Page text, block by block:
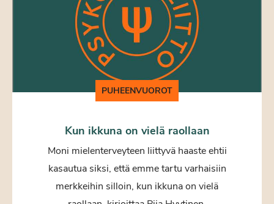
PUHEENVUOROT
Kun ikkuna on vielä raollaan
Moni mielenterveyteen liittyvä haaste ehtii
kasautua siksi, että emme tartu varhaisiin
merkkeihin silloin, kun ikkuna on vielä